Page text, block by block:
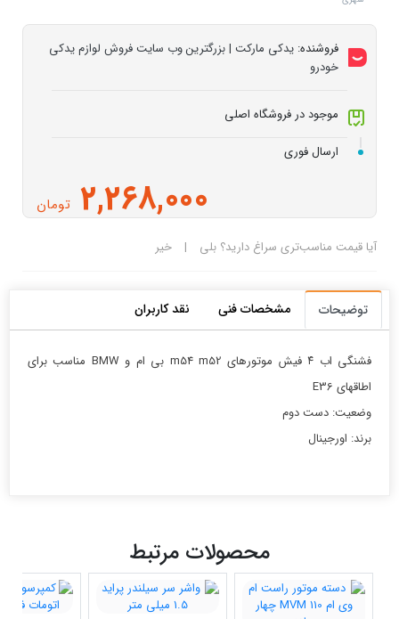
فروشنده: یدکی مارکت | بزرگترین وب سایت فروش لوازم یدکی
خودرو
موجود در فروشگاه اصلی
ارسال فوری
2,268,000 تومان
آیا قیمت مناسب‌تری سراغ دارید؟ بلی | خیر
توضیحات مشخصات فنی نقد کاربران
فشنگی اب ۴ فیش موتورهای m54 m52 بی ام و BMW مناسب برای
اطاقهای E36
وضعیت: دست دوم
برند: اورجینال
محصولات مرتبط